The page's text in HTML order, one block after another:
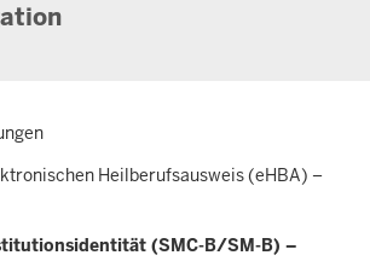
Heilberufsausweis (eHBA) –
(SMC-B/SM-B) –